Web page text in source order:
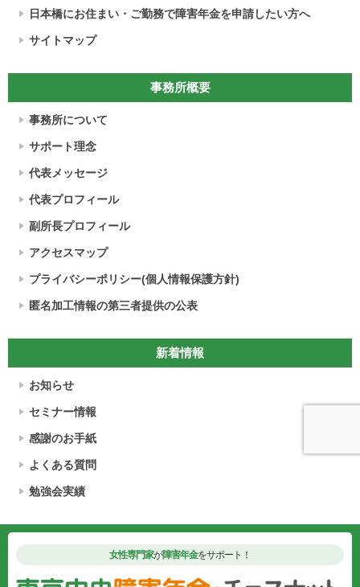
日本橋にお住まい・ご勤務で障害年金を申請したい方へ
サイトマップ
事務所概要
事務所について
サポート理念
代表メッセージ
代表プロフィール
副所長プロフィール
アクセスマップ
プライバシーポリシー(個人情報保護方針)
匿名加工情報の第三者提供の公表
新着情報
お知らせ
セミナー情報
感謝のお手紙
よくある質問
勉強会実績
女性専門家が障害年金をサポート！